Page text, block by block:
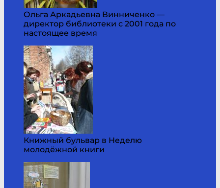
Ольга Аркадьевна Винниченко —
директор библиотеки с 2001 года по
настоящее время
Книжный бульвар в Неделю
молодёжной книги